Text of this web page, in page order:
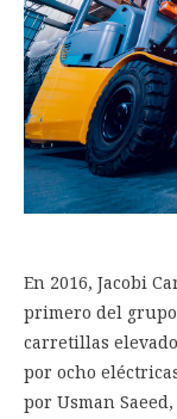
En 2016, Jacobi
primero del
carretillas
por ocho
por Usman